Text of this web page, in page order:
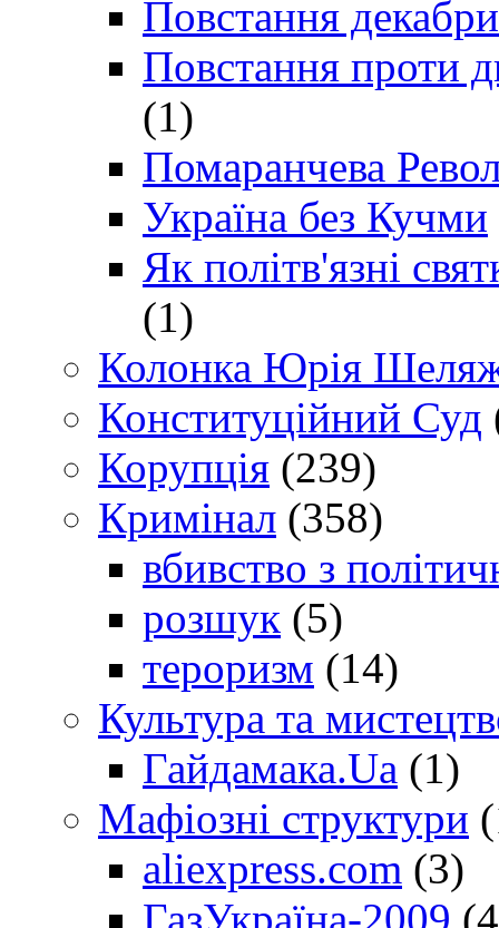
Повстання
Повстання проти
(1)
Помаранчева
Україна без Кучми
Як політв'язні
(1)
Колонка Юрія
Конституційний Суд
Корупція (239)
Кримінал (358)
вбивство з
розшук (5)
тероризм (14)
Культура та
Гайдамака.Ua (1)
Мафіозні структури
aliexpress.com (3)
ГазУкраїна-2009